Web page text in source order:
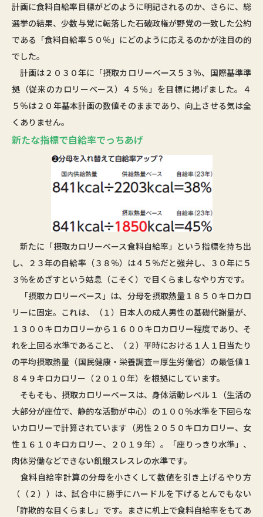
計画に食料自給率目標がどのように明記されるのか、さらに、総
選挙の結果、少数与党に転落した石破政権が野党の一致した公約
である「食料自給率５０％」にどのように応えるのかが注目の的
でした。
計画は２０３０年に「摂取カロリーベース５３％、国際基準準
拠（従来のカロリーベース）４５％」を目標に掲げました。４
５％は２０年基本計画の数値そのままであり、向上させる気は全
くありません。
新たな指標で自給率でっちあげ
新たに「摂取カロリーベース食料自給率」という指標を持ち出
し、２３年の自給率（３８％）は４５％だと強弁し、３０年に５
３％をめざすという姑息（こそく）で目くらましなやり方です。
「摂取カロリーベース」は、分母を摂取熱量１８５０キロカロ
リーに固定。これは、（１）日本人の成人男性の基礎代謝量が、
１３００キロカロリーから１６００キロカロリー程度であり、そ
れを上回る水準であること、（２）平時における１人１日当たり
の平均摂取熱量（国民健康・栄養調査＝厚生労働省）の最低値１
８４９キロカロリー（２０１０年）を根拠にしています。
そもそも、摂取カロリーベースは、身体活動レベル１（生活の
大部分が座位で、静的な活動が中心）の１００％水準を下回らな
いカロリーで計算されています（男性２０５０キロカロリー、女
性１６１０キロカロリー、２０１９年）。「座りっきり水準」、
肉体労働などできない飢餓スレスレの水準です。
食料自給率計算の分母を小さくして数値を引き上げるやり方
（（２））は、試合中に勝手にハードルを下げるとんでもない
「詐欺的な目くらまし」です。まさに机上で食料自給率をもてあ